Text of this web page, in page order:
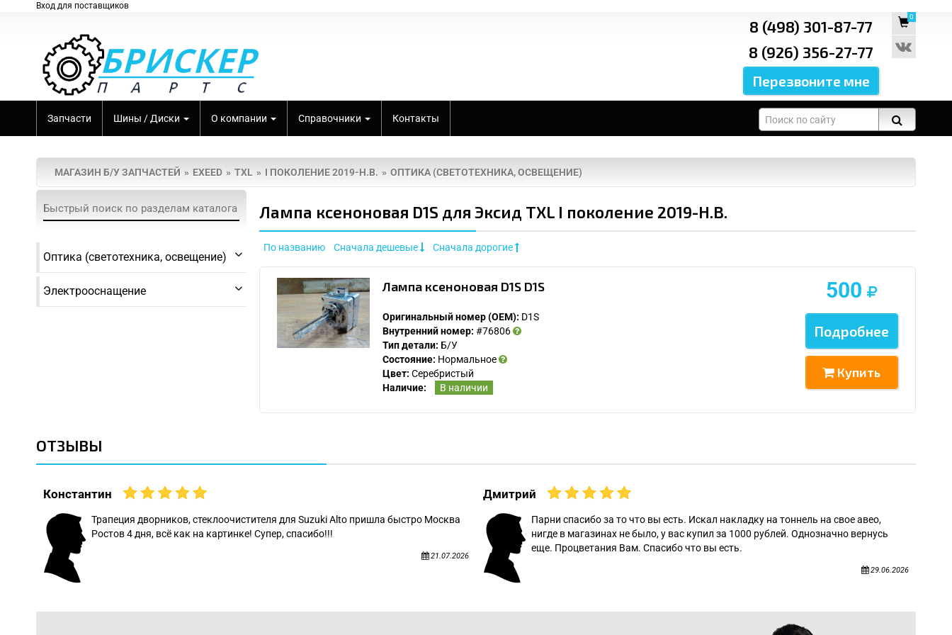
Вход для поставщиков
8 (498) 301-87-77
8 (926) 356-27-77
0
Запчасти Шины / Диски О компании Справочники Контакты
МАГАЗИН Б/У ЗАПЧАСТЕЙ EXEED TXL I ПОКОЛЕНИЕ 2019-Н.В. ОПТИКА (СВЕТОТЕХНИКА, ОСВЕЩЕНИЕ)
Оптика (светотехника, освещение)
Электрооснащение
Лампа ксеноновая D1S для Эксид TXL I поколение 2019-Н.В.
По названию Сначала дешевые Сначала дорогие
Лампа ксеноновая D1S D1S
Оригинальный номер (OEM): D1S
Внутренний номер: #76806
Тип детали: Б/У
Состояние: Нормальное
Цвет: Серебристый
Наличие:
В наличии
500
Подробнее
Купить
ОТЗЫВЫ
Константин
Трапеция дворников, стеклоочистителя для Suzuki Alto пришла быстро Москва
Ростов 4 дня, всё как на картинке! Супер, спасибо!!!
21.07.2026
Дмитрий
Парни спасибо за то что вы есть. Искал накладку на тоннель на свое авео,
нигде в магазинах не было, у вас купил за 1000 рублей. Однозначно вернусь
еще. Процветания Вам. Спасибо что вы есть.
29.06.2026